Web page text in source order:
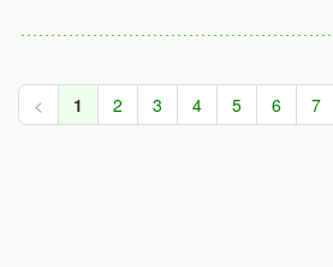
< 1 2 3 4 5 6 7